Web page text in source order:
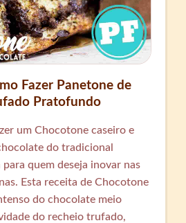
Fazer Panetone de
Pratofundo
um Chocotone caseiro e
do tradicional
quem deseja inovar nas
Esta receita de Chocotone
do chocolate meio
do recheio trufado,